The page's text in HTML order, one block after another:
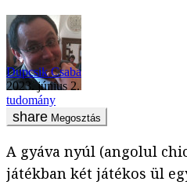
Dupcsik Csaba
2023. június 2.
tudomány
Megosztás
A gyáva nyúl (angolul
játékban két játékos ül